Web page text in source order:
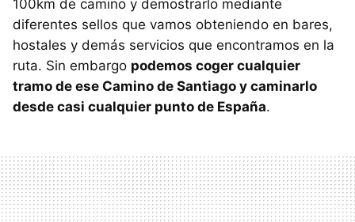
100km de camino y demostrarlo mediante
diferentes sellos que vamos obteniendo en bares,
hostales y demás servicios que encontramos en la
ruta. Sin embargo podemos coger cualquier
tramo de ese Camino de Santiago y caminarlo
desde casi cualquier punto de España.